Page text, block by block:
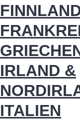
IRLAND &
ITALIEN